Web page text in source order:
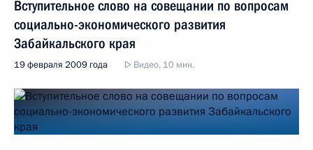
Вступительное слово на совещании по вопросам
социально-экономического развития
Забайкальского края
19 февраля 2009 года Видео, 10 мин.